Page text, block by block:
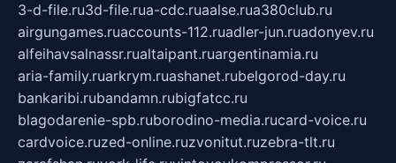
3-d-file.ru3d-file.rua-cdc.ruaalse.rua380club.ru
airgungames.ruaccounts-112.ruadler-jun.ruadonyev.ru
alfeihavsalnassr.rualtaipant.ruargentinamia.ru
aria-family.ruarkrym.ruashanet.rubelgorod-day.ru
bankaribi.rubandamn.rubigfatcc.ru
blagodarenie-spb.ruborodino-media.rucard-voice.ru
cardvoice.ruzed-online.ruzvonitut.ruzebra-tlt.ru